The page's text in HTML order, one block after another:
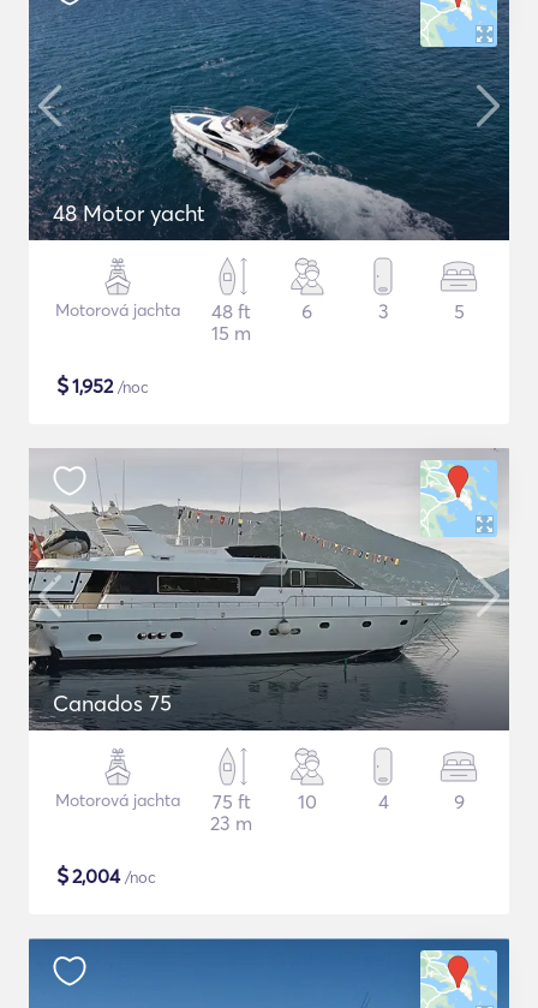
48 Motor yacht
Motorová jachta
48 ft
15 m
6 3 5
$1,952/noc
Canados 75
Motorová jachta
75 ft
23 m
10 4 9
$2,004/noc